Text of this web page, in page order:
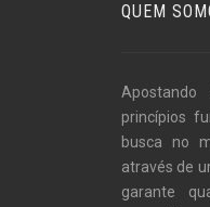
QUEM
princípios
busca no
através de
garante